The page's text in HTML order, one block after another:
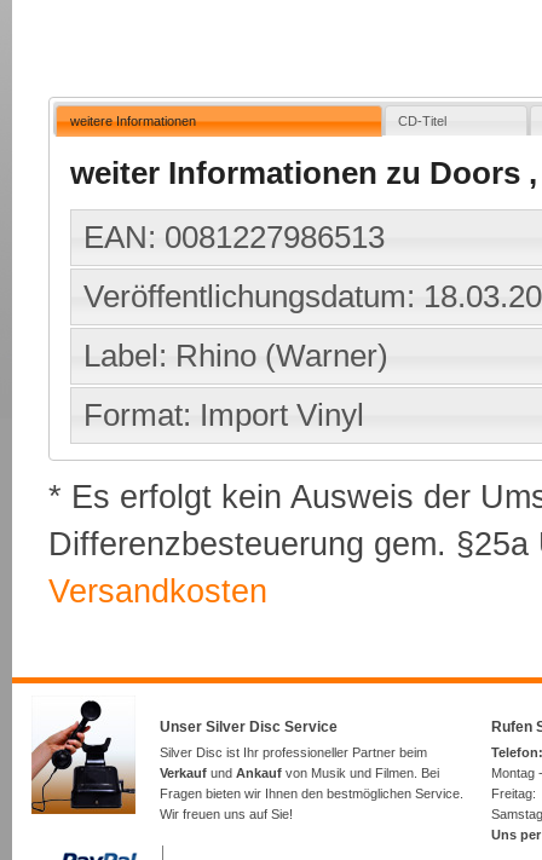
weitere Informationen CD-Titel
weiter Informationen zu Doors
EAN: 0081227986513
Veröffentlichungsdatum:
Label: Rhino (Warner)
Format: Import Vinyl
* Es erfolgt kein Ausweis der
Differenzbesteuerung gem.
Versandkosten
Unser Silver Disc Service
Silver Disc ist Ihr professioneller Partner beim
Verkauf und Ankauf von Musik und Filmen. Bei
Fragen bieten wir Ihnen den bestmöglichen Service.
Wir freuen uns auf Sie!
Rufen
Montag
Uns